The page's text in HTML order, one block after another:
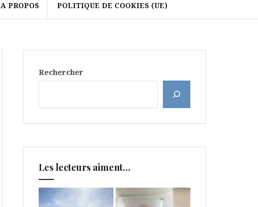
A PROPOS POLITIQUE DE COOKIES (UE)
Rechercher
Les lecteurs aiment…